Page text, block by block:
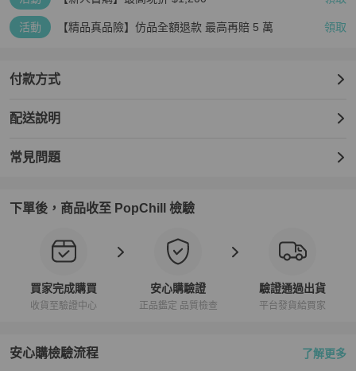
活動 【精品真品險】仿品全額退款 最高再賠 5 萬 領取
付款方式
配送說明
常見問題
下單後，商品收至 PopChill 檢驗
買家完成購買
收貨至驗證中心
安心購驗證
正品鑑定 品質檢查
驗證通過出貨
平台發貨給買家
安心購檢驗流程 了解更多